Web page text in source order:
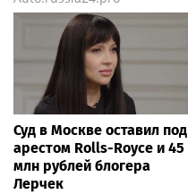
Суд в Москве оставил под
арестом Rolls-Royce и 45
млн рублей блогера
Лерчек